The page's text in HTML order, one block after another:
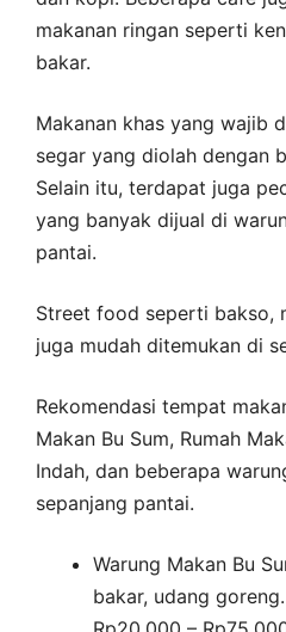
makanan ringan seperti
bakar.
Makanan khas yang wajib
segar yang diolah dengan
Selain itu, terdapat juga
yang banyak dijual di
pantai.
Street food seperti bakso,
juga mudah ditemukan di
Rekomendasi tempat
Makan Bu Sum, Rumah
Indah, dan beberapa
sepanjang pantai.
Warung Makan Bu
bakar, udang